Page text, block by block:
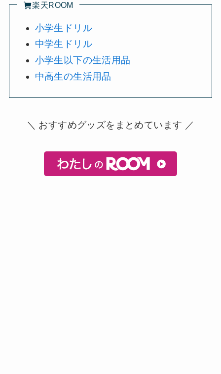
楽天ROOM
小学生ドリル
中学生ドリル
小学生以下の生活用品
中高生の生活用品
＼ おすすめグッズをまとめています ／